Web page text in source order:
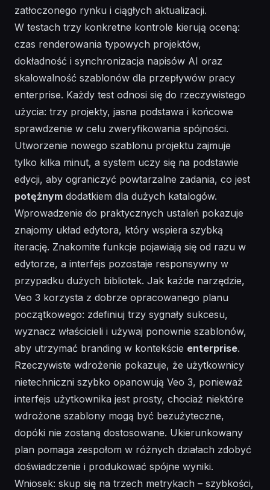
zatłoczonego rynku i ciągłych aktualizacji.
W testach trzy konkretne kontrole kierują oceną:
czas renderowania typowych projektów,
dokładność i synchronizacja napisów AI oraz
skalowalność szablonów dla przepływów pracy
enterprise. Każdy test odnosi się do rzeczywistego
użycia: trzy projekty, jasna podstawa i końcowe
sprawdzenie w celu zweryfikowania spójności.
Utworzenie nowego szablonu projektu zajmuje
tylko kilka minut, a system uczy się na podstawie
edycji, aby ograniczyć powtarzalne zadania, co jest
potężnym dodatkiem dla dużych katalogów.
Wprowadzenie do praktycznych ustaleń pokazuje
znajomy układ edytora, który wspiera szybką
iterację. Znakomite funkcje pojawiają się od razu w
edytorze, a interfejs pozostaje responsywny w
przypadku dużych bibliotek. Jak każde narzędzie,
Veo 3 korzysta z dobrze opracowanego planu
początkowego: zdefiniuj trzy sygnały sukcesu,
wyznacz właścicieli i używaj ponownie szablonów,
aby utrzymać branding w kontekście enterprise.
Rzeczywiste wdrożenie pokazuje, że użytkownicy
nietechniczni szybko opanowują Veo 3, ponieważ
interfejs użytkownika jest prosty, chociaż niektóre
wdrożone szablony mogą być bezużyteczne,
dopóki nie zostaną dostosowane. Ukierunkowany
plan pomaga zespołom w różnych działach zdobyć
doświadczenie i produkować spójne wyniki.
Wniosek: skup się na trzech metrykach – szybkości,